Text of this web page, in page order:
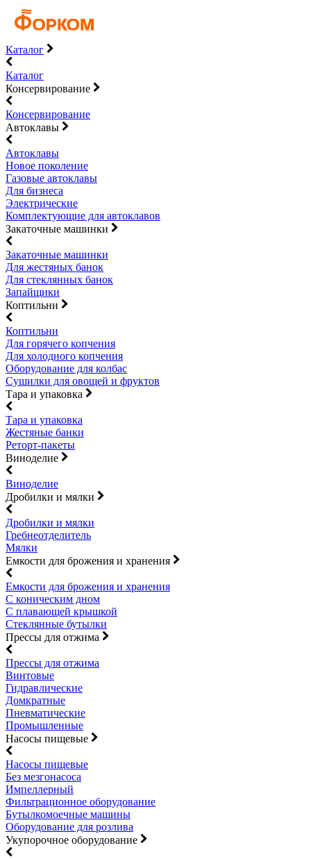
Каталог
Каталог
Консервирование
Консервирование
Автоклавы
Автоклавы
Новое поколение
Газовые автоклавы
Для бизнеса
Электрические
Комплектующие для автоклавов
Закаточные машинки
Закаточные машинки
Для жестяных банок
Для стеклянных банок
Запайщики
Коптильни
Коптильни
Для горячего копчения
Для холодного копчения
Оборудование для колбас
Сушилки для овощей и фруктов
Тара и упаковка
Тара и упаковка
Жестяные банки
Реторт-пакеты
Виноделие
Виноделие
Дробилки и мялки
Дробилки и мялки
Гребнеотделитель
Мялки
Емкости для брожения и хранения
Емкости для брожения и хранения
С коническим дном
С плавающей крышкой
Стеклянные бутылки
Прессы для отжима
Прессы для отжима
Винтовые
Гидравлические
Домкратные
Пневматические
Промышленные
Насосы пищевые
Насосы пищевые
Без мезгонасоса
Импеллерный
Фильтрационное оборудование
Бутылкомоечные машины
Оборудование для розлива
Укупорочное оборудование